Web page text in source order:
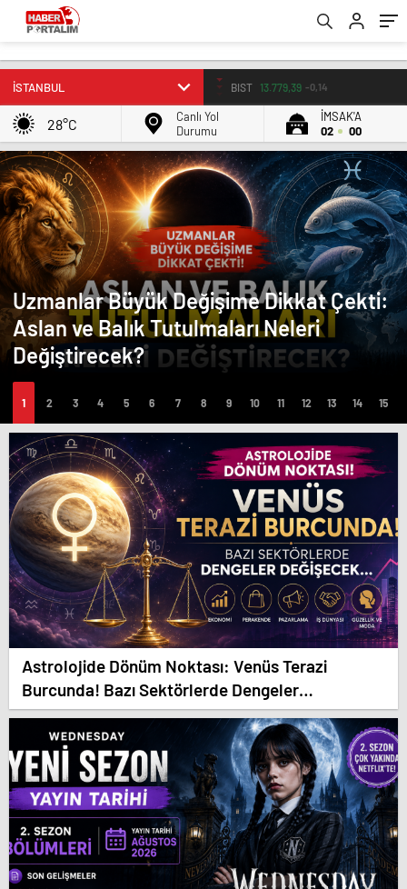
BIST 13.779,39 -0,14
28°C
Canlı Yol
Durumu
İMSAK'A
02
00
Uzmanlar Büyük Değişime Dikkat Çekti:
Aslan ve Balık Tutulmaları Neleri
Değiştirecek?
Astrolojide Dönüm Noktası: Venüs Terazi
Burcunda! Bazı Sektörlerde Dengeler
Değişecek…